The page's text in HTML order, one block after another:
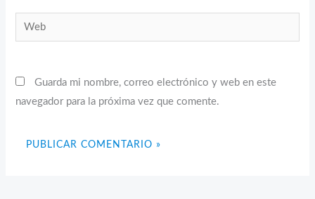
Web
Guarda mi nombre, correo electrónico y web en este
navegador para la próxima vez que comente.